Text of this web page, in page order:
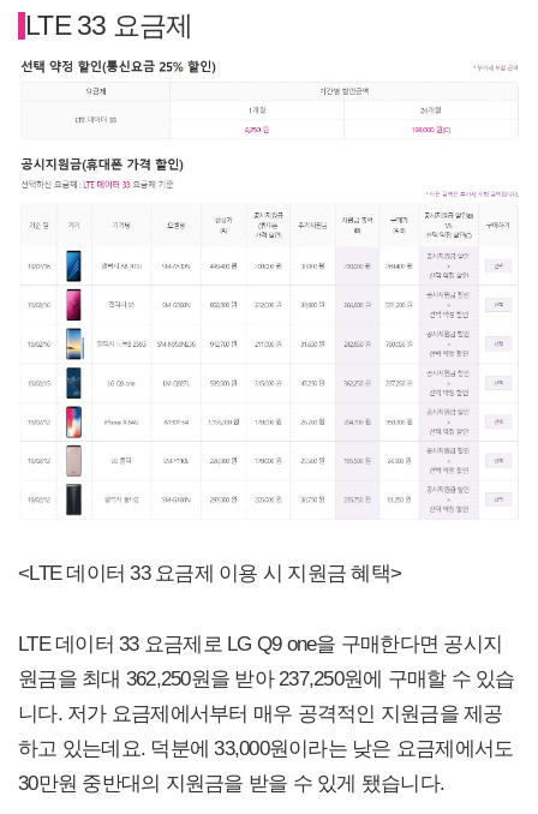
LTE 33 요금제
<LTE 데이터 33 요금제 이용 시 지원금 혜택>
LTE 데이터 33 요금제로 LG Q9 one을 구매한다면 공시지
원금을 최대 362,250원을 받아 237,250원에 구매할 수 있습
니다. 저가 요금제에서부터 매우 공격적인 지원금을 제공
하고 있는데요. 덕분에 33,000원이라는 낮은 요금제에서도
30만원 중반대의 지원금을 받을 수 있게 됐습니다.